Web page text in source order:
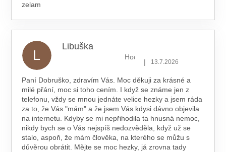
zelam
L
Libuška
Hodnocení obchodu je 5 z 5
| 13.7.2026
Paní Dobruško, zdravím Vás. Moc děkuji za krásné a
milé přání, moc si toho cením. I když se známe jen z
telefonu, vždy se mnou jednáte velice hezky a jsem ráda
za to, že Vás "mám" a že jsem Vás kdysi dávno objevila
na internetu. Kdyby se mi nepřihodila ta hnusná nemoc,
nikdy bych se o Vás nejspíš nedozvěděla, když už se
stalo, aspoň, že mám člověka, na kterého se můžu s
důvěrou obrátit. Mějte se moc hezky, já zrovna tady